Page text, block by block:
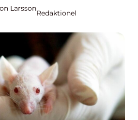
Larsson
Redaktionel